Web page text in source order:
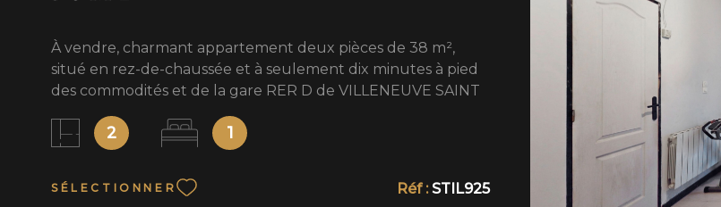
À vendre, charmant appartement deux pièces de 38 m²,
situé en rez-de-chaussée et à seulement dix minutes à pied
des commodités et de la gare RER D de VILLENEUVE SAINT
GEORGES. Ce bien offre un agencement optimisé, sans
aucune perte d'espace. Il se compose d'une entrée avec
cuisine ouverte sur le séjour, créant un espace de vie
agréable et fonctionnel, d'une chambre confortable, ainsi
que d'une salle d'eau pratique. Idéal pour un premier achat,
2 1
SÉLECTIONNER Réf :STIL925